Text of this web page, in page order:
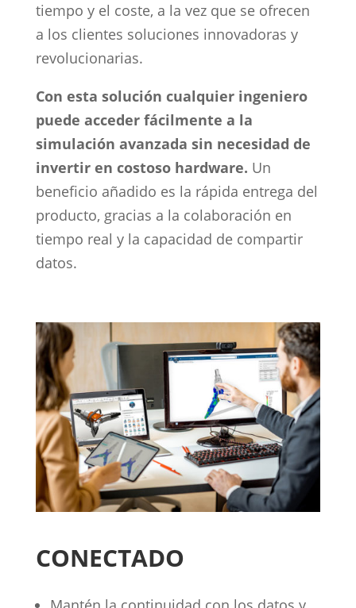
tiempo y el coste, a la vez que se ofrecen
a los clientes soluciones innovadoras y
revolucionarias.
Con esta solución cualquier ingeniero
puede acceder fácilmente a la
simulación avanzada sin necesidad de
invertir en costoso hardware. Un
beneficio añadido es la rápida entrega del
producto, gracias a la colaboración en
tiempo real y la capacidad de compartir
datos.
CONECTADO